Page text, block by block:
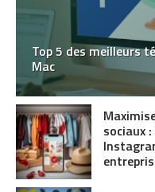
Top 5 des meilleurs
Mac
sociaux